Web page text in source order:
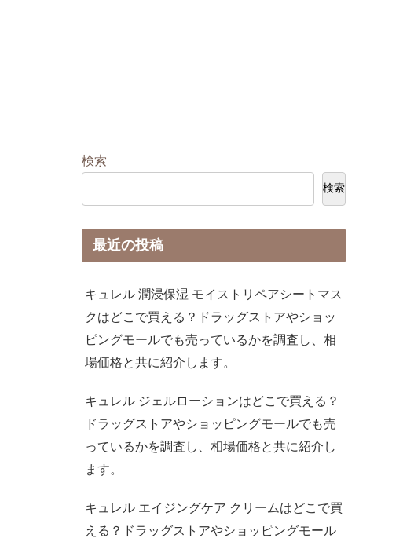
検索
検索
最近の投稿
キュレル 潤浸保湿 モイストリペアシートマス
クはどこで買える？ドラッグストアやショッ
ピングモールでも売っているかを調査し、相
場価格と共に紹介します。
キュレル ジェルローションはどこで買える？
ドラッグストアやショッピングモールでも売
っているかを調査し、相場価格と共に紹介し
ます。
キュレル エイジングケア クリームはどこで買
える？ドラッグストアやショッピングモール